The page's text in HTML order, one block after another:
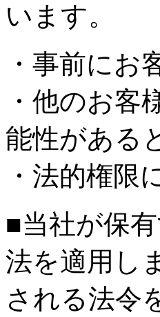
います。
・事前にお
・他のお客
能性がある
・法的権限
■当社が保
法を適用し
される法令